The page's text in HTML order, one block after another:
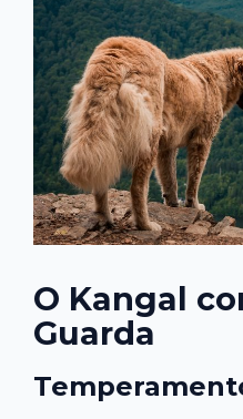
O Kangal
Guarda